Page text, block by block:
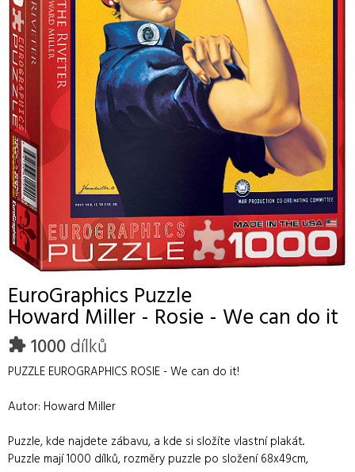
EuroGraphics Puzzle
Howard Miller - Rosie - We can do it
1000dílků
PUZZLE EUROGRAPHICS ROSIE - We can do it!
Autor: Howard Miller
Puzzle, kde najdete zábavu, a kde si složíte vlastní plakát..
Puzzle mají 1000 dílků, rozměry puzzle po složení 68x49cm,